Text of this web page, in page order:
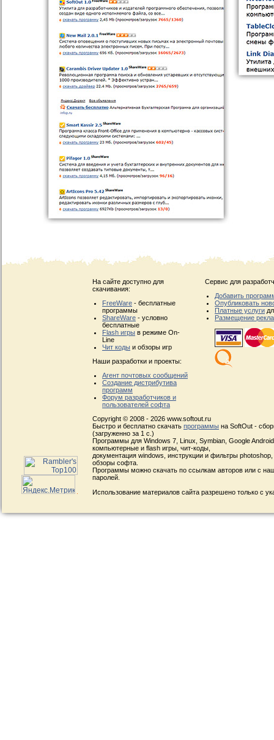
На сайте доступно для
скачивания:
FreeWare - бесплатные
программы
ShareWare - условно
бесплатные
Flash игры в режиме On-
Line
Чит коды и обзоры игр
Наши разработки и проекты:
Агент почтовых сообщений
Создание дистрибутива
программ
Форум разработчиков и
пользователей софта
Сервис для
Добавить
Опубликовать
Платные услуги
Размещение
Copyright © 2008 - 2026 www.softout.ru
Быстро и бесплатно скачать программы на SoftOut -
(загруженно за 1 с.)
Программы для Windows 7, Linux, Symbian, Google
компьютерные и flash игры, чит-коды,
документация windows, инструкции и фильтры
обзоры софта.
Программы можно скачать по ссылкам авторов или с
паролей.
Использование материалов сайта разрешено только с